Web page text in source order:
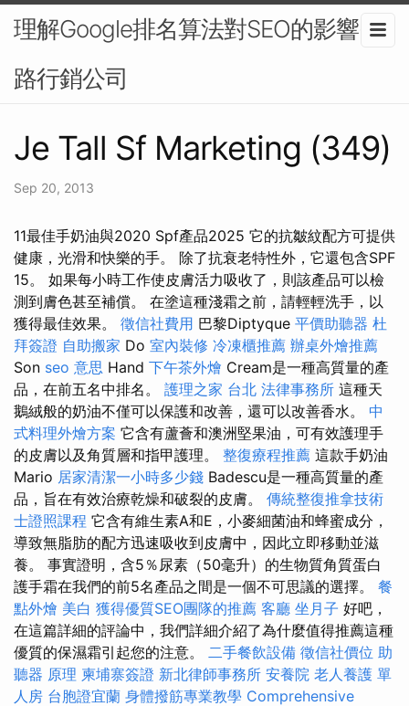
理解Google排名算法對SEO的影響-網
路行銷公司
Je Tall Sf Marketing (349)
Sep 20, 2013
11最佳手奶油與2020 Spf產品2025 它的抗皺紋配方可提供
健康，光滑和快樂的手。 除了抗衰老特性外，它還包含SPF
15。 如果每小時工作使皮膚活力吸收了，則該產品可以檢
測到膚色甚至補償。 在塗這種淺霜之前，請輕輕洗手，以
獲得最佳效果。 徵信社費用 巴黎Diptyque 平價助聽器 杜
拜簽證 自助搬家 Do 室內裝修 冷凍櫃推薦 辦桌外燴推薦
Son seo 意思 Hand 下午茶外燴 Cream是一種高質量的產
品，在前五名中排名。 護理之家 台北 法律事務所 這種天
鵝絨般的奶油不僅可以保護和改善，還可以改善香水。 中
式料理外燴方案 它含有蘆薈和澳洲堅果油，可有效護理手
的皮膚以及角質層和指甲護理。 整復療程推薦 這款手奶油
Mario 居家清潔一小時多少錢 Badescu是一種高質量的產
品，旨在有效治療乾燥和破裂的皮膚。 傳統整復推拿技術
士證照課程 它含有維生素A和E，小麥細菌油和蜂蜜成分，
導致無脂肪的配方迅速吸收到皮膚中，因此立即移動並滋
養。 事實證明，含5％尿素（50毫升）的生物質角質蛋白
護手霜在我們的前5名產品之間是一個不可思議的選擇。 餐
點外燴 美白 獲得優質SEO團隊的推薦 客廳 坐月子 好吧，
在這篇詳細的評論中，我們詳細介紹了為什麼值得推薦這種
優質的保濕霜引起您的注意。 二手餐飲設備 徵信社價位 助
聽器 原理 柬埔寨簽證 新北律師事務所 安養院 老人養護 單
人房 台胞證宜蘭 身體撥筋專業教學 Comprehensive